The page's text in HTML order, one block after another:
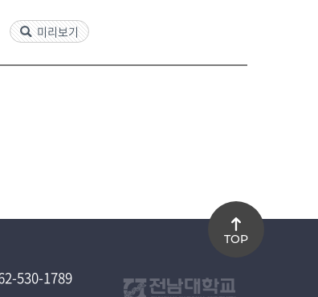
미리보기
530-1789
TOP